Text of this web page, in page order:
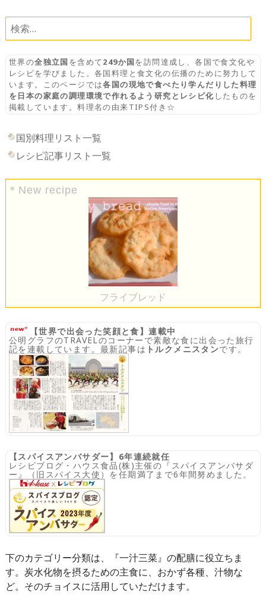
検
索:
世界の全独立国を含めて249か国を訪問達成し、各国で食文化や
レシピを学びました。各国料理と食文化の伝播のために努力して
います。このページでは各国の現地で食べたり学んだりした料理
を日本の家庭の調理環境で作れるよう研究とレシピ化したものを
掲載しています。料理名の由来TIPS付き☆
国別料理リスト一覧
レシピ記事リスト一覧
＊New recipe
フライブレッド
【世界で出会った笑顔と食】連載中
公明グラフのTRAVELのコーナーで素敵な食に出会った旅行
記を連載しています。最新記事は トルクメニスタンです。
【スパイスアンバサダー】6年連続就任
レシピブログ・ハウス食品(株)主催の『スパイスアンバサダ
ー』（旧スパイス大使）を任期満了まで6年間努めました。
下のカテゴリー分類は、『一汁三菜』の配膳に役立ちま
す。炭水化物を摂るための主食に、おかず各種、汁物な
ど。そのチョイスに活用していただけます。